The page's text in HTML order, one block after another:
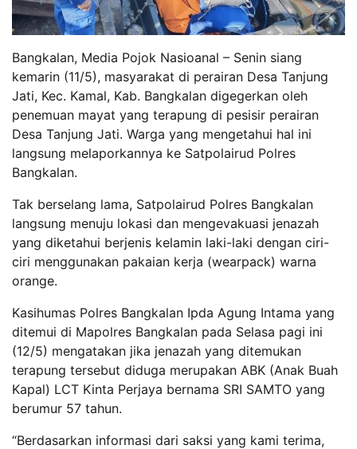
Bangkalan, Media Pojok Nasioanal – Senin siang
kemarin (11/5), masyarakat di perairan Desa Tanjung
Jati, Kec. Kamal, Kab. Bangkalan digegerkan oleh
penemuan mayat yang terapung di pesisir perairan
Desa Tanjung Jati. Warga yang mengetahui hal ini
langsung melaporkannya ke Satpolairud Polres
Bangkalan.
Tak berselang lama, Satpolairud Polres Bangkalan
langsung menuju lokasi dan mengevakuasi jenazah
yang diketahui berjenis kelamin laki-laki dengan ciri-
ciri menggunakan pakaian kerja (wearpack) warna
orange.
Kasihumas Polres Bangkalan Ipda Agung Intama yang
ditemui di Mapolres Bangkalan pada Selasa pagi ini
(12/5) mengatakan jika jenazah yang ditemukan
terapung tersebut diduga merupakan ABK (Anak Buah
Kapal) LCT Kinta Perjaya bernama SRI SAMTO yang
berumur 57 tahun.
“Berdasarkan informasi dari saksi yang kami terima,